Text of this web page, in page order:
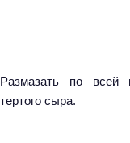
Размазать по всей
тертого сыра.